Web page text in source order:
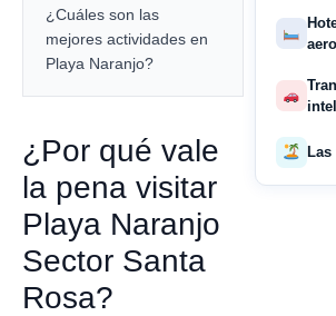
¿Cuáles son las
mejores actividades en
Playa Naranjo?
¿Por qué vale
la pena visitar
Playa Naranjo
Sector Santa
Rosa?